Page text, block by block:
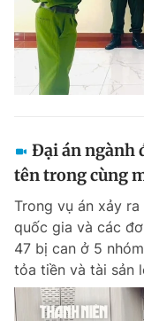
0906 645 777
Đặt báo Quảng cáo
Tổng biên tập: Nguyễn
Tổng thư ký tòa soạn:
Giấy phép xuất bản số
© 2003-2026 Bản
dưới mọi hình thức
Phát triển bởi ePi
Đại án ngành
tên trong cùng
Trong vụ án xảy
quốc gia và các
47 bị can ở 5
tỏa tiền và tài sản